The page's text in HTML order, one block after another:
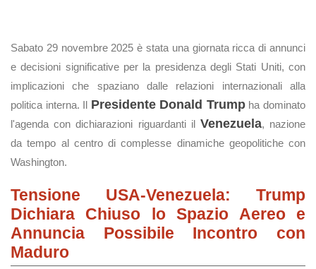
Sabato 29 novembre 2025 è stata una giornata ricca di annunci
e decisioni significative per la presidenza degli Stati Uniti, con
implicazioni che spaziano dalle relazioni internazionali alla
politica interna. Il Presidente Donald Trumpha dominato
l'agenda con dichiarazioni riguardanti il Venezuela, nazione
da tempo al centro di complesse dinamiche geopolitiche con
Washington.
Tensione USA-Venezuela: Trump
Dichiara Chiuso lo Spazio Aereo e
Annuncia Possibile Incontro con
Maduro